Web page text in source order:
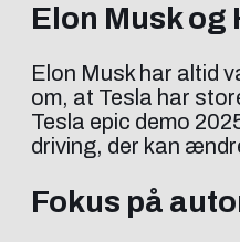
Elon Musk
Elon Musk har altid
om, at Tesla har
Tesla epic demo
driving, der kan
Fokus på